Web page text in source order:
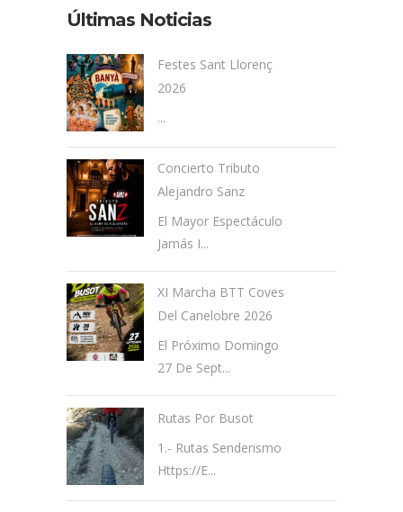
Últimas Noticias
Festes Sant Llorenç
2026
...
Concierto Tributo
Alejandro Sanz
El Mayor Espectáculo
Jamás I...
XI Marcha BTT Coves
Del Canelobre 2026
El Próximo Domingo
27 De Sept...
Rutas Por Busot
1.- Rutas Senderismo
Https://e...